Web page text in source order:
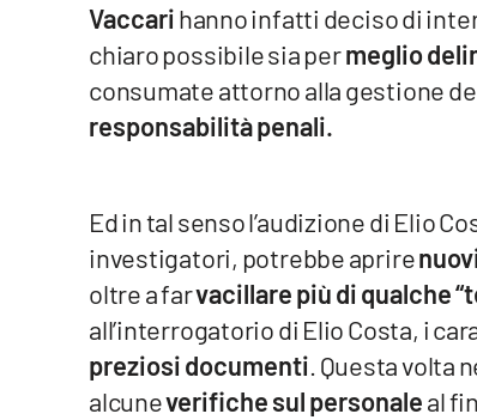
Lacapitalenews.it
Cosenzachannel.it
Ilvibonese.it
Vaccarihanno infatti deciso di
chiaro possibile sia permeglio
consumate attorno alla gestione
responsabilità penali.
Ed in tal senso l’audizione di Elio
investigatori, potrebbe aprire
oltre a farvacillare più di qualche
all’interrogatorio di Elio Costa, i
preziosi documenti. Questa volta
alcuneverifiche sul personaleal